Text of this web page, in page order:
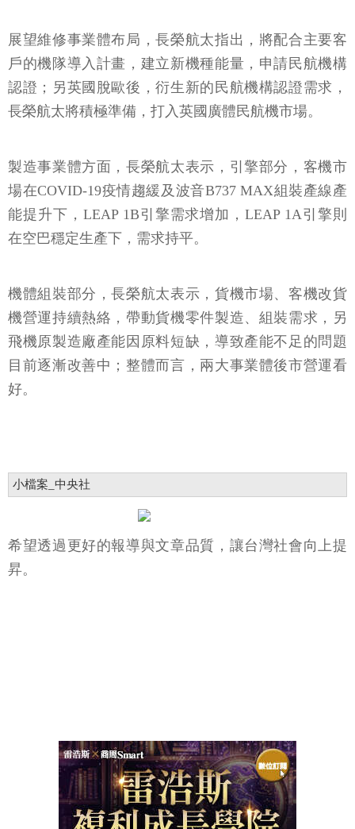
展望維修事業體布局，長榮航太指出，將配合主要客
戶的機隊導入計畫，建立新機種能量，申請民航機構
認證；另英國脫歐後，衍生新的民航機構認證需求，
長榮航太將積極準備，打入英國廣體民航機市場。
製造事業體方面，長榮航太表示，引擎部分，客機市
場在COVID-19疫情趨緩及波音B737 MAX組裝產線產
能提升下，LEAP 1B引擎需求增加，LEAP 1A引擎則
在空巴穩定生產下，需求持平。
機體組裝部分，長榮航太表示，貨機市場、客機改貨
機營運持續熱絡，帶動貨機零件製造、組裝需求，另
飛機原製造廠產能因原料短缺，導致產能不足的問題
目前逐漸改善中；整體而言，兩大事業體後市營運看
好。
小檔案_中央社
希望透過更好的報導與文章品質，讓台灣社會向上提
昇。